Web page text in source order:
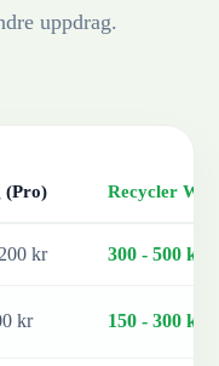
uppdrag.
(Pro) Recycler
kr 300 - 500 kr
kr 150 - 300 kr